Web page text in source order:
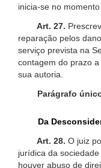
inicia-se no
Art. 27.
reparação pelos
serviço prevista na
contagem do prazo
sua autoria.
Parágrafo
Da
Art. 28. O juiz
jurídica da
houver abuso de